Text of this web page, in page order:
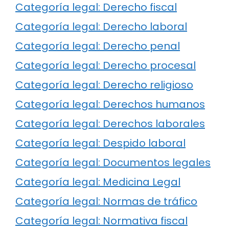
Categoría legal: Derecho fiscal
Categoría legal: Derecho laboral
Categoría legal: Derecho penal
Categoría legal: Derecho procesal
Categoría legal: Derecho religioso
Categoría legal: Derechos humanos
Categoría legal: Derechos laborales
Categoría legal: Despido laboral
Categoría legal: Documentos legales
Categoría legal: Medicina Legal
Categoría legal: Normas de tráfico
Categoría legal: Normativa fiscal